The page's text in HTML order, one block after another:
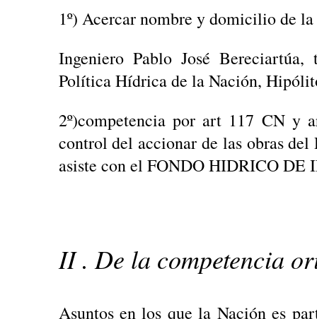
1º) Acercar nombre y domicilio de la
Ingeniero Pablo José
Política Hídrica de la Nación,
2º)competencia por art 117 CN y
control del accionar de las obras
asiste con el FONDO HIDRICO
II . De la competencia
Asuntos en los que la Nación es